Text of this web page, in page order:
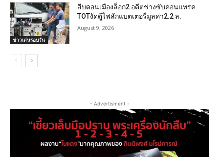
ข่าวเด่นรอบวัน
สืบดอนเมืองล็อก2 อดีตช่างซับคอนแทรค
TOTงัดตู้ไฟลักแบตเตอรี่มูลค่า2.2 ล.
August 9, 2026
- Advertisment -